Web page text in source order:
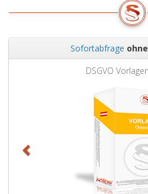
Sofortabfrage ohne
DSGVO Vorlagen